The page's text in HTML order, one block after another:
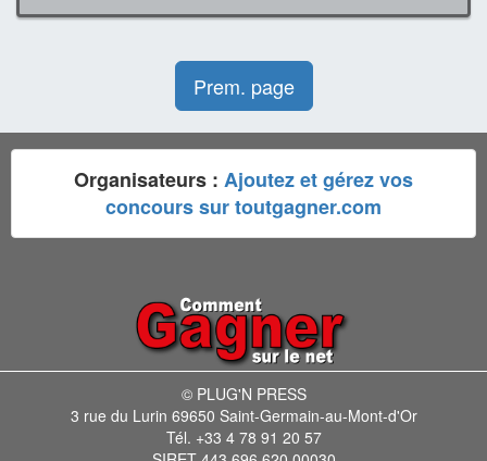
Prem. page
Organisateurs : Ajoutez et gérez vos
concours sur toutgagner.com
© PLUG'N PRESS
3 rue du Lurin 69650 Saint-Germain-au-Mont-d'Or
Tél. +33 4 78 91 20 57